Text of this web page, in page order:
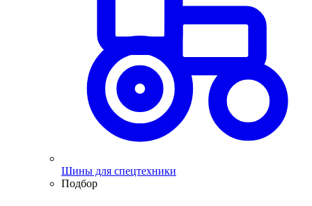
Шины для спецтехники
Подбор